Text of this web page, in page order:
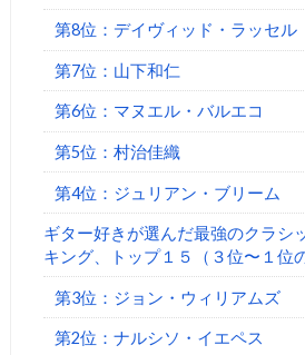
第8位：デイヴィッド・ラッセル
第7位：山下和仁
第6位：マヌエル・バルエコ
第5位：村治佳織
第4位：ジュリアン・ブリーム
ギター好きが選んだ最強のクラシ
キング、トップ１５（３位〜１位
第3位：ジョン・ウィリアムズ
第2位：ナルシソ・イエペス